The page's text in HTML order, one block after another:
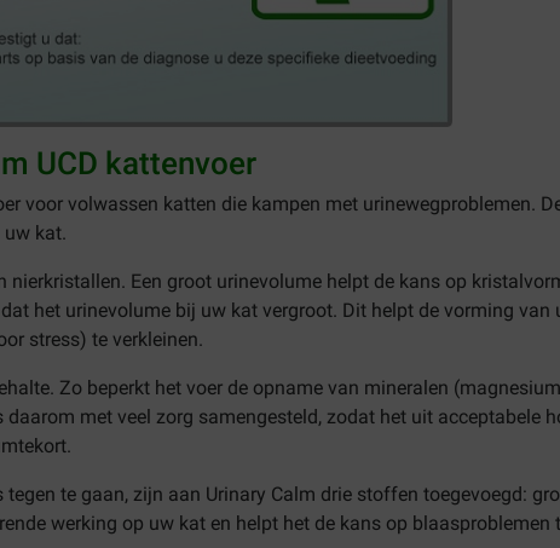
UCD kattenvoer
voor volwassen katten die kampen met urinewegproblemen.
uw kat.
Een groot urinevolume helpt de kans op
het urinevolume bij uw kat vergroot. Dit helpt de vorming van
stress) te verkleinen.
Zo beperkt het voer de opname van mineralen
met veel zorg samengesteld, zodat het uit acceptabele
te gaan, zijn aan Urinary Calm drie stoffen toegevoegd:
werking op uw kat en helpt het de kans op blaasproblemen